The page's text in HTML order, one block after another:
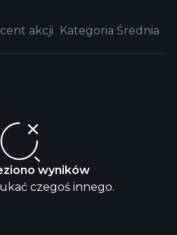
akcji Kategoria Średnia
wyników
czegoś innego.